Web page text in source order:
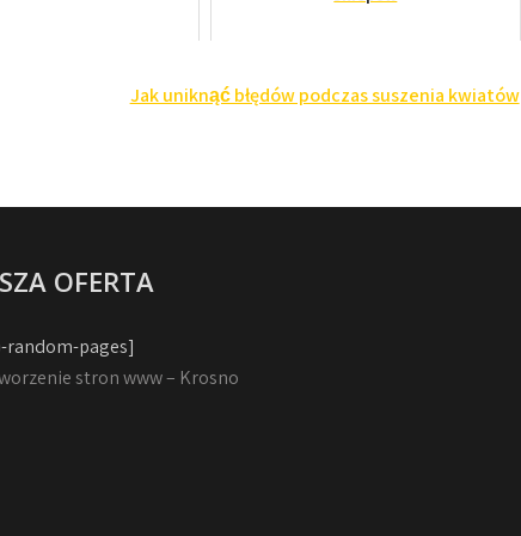
Jak uniknąć błędów podczas suszenia kwiatów
OFERTA
random-pages]
stron www – Krosno